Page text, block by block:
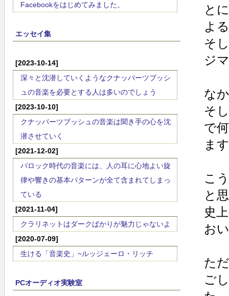
Facebookをはじめてみました。
エッセイ集
[2023-10-14]
深々と沈潜していくようなクナッパーツブッシ
ュの音楽を必要とする人は多いのでしょう
[2023-10-10]
クナッパーツブッシュの音楽は聞き手の心を沈
潜させていく
[2021-12-02]
バロック時代の音楽には、人の耳に心地よい旋
律や響きの基本パターンが全て含まれてしまっ
ている
[2021-11-04]
クラリネットはダークばかりが魅力じゃないよ
[2020-07-09]
生ける「音楽史」~ルッジェーロ・リッチ
PCオーディオ実験室
と
よ
そ
ジ
な
そ
で
ま
こ
と
史
おい
た
ご